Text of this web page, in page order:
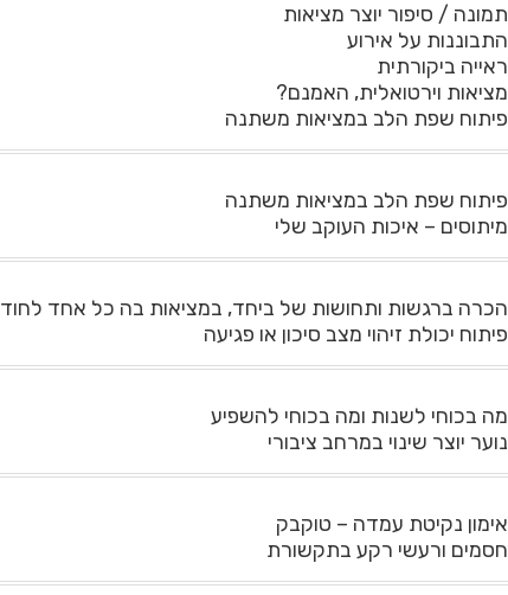
תמונה / סיפור יוצר מציאות
התבוננות על אירוע
ראייה ביקורתית
מציאות וירטואלית, האמנם?
פיתוח שפת הלב במציאות משתנה
פיתוח שפת הלב במציאות משתנה
מיתוסים – איכות העוקב שלי
הכרה ברגשות ותחושות של ביחד, במציאות בה כל אחד לחוד
פיתוח יכולת זיהוי מצב סיכון או פגיעה
מה בכוחי לשנות ומה בכוחי להשפיע
נוער יוצר שינוי במרחב ציבורי
אימון נקיטת עמדה – טוקבק
חסמים ורעשי רקע בתקשורת